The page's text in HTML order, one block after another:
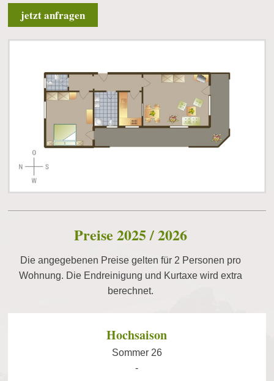
jetzt anfragen
Preise 2025 / 2026
Die angegebenen Preise gelten für 2 Personen pro
Wohnung. Die Endreinigung und Kurtaxe wird extra
berechnet.
Hochsaison
Sommer 26
-